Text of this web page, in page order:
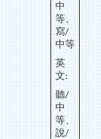
中
等、
寫/
中等
英
文:
聽/
中
等、
說/